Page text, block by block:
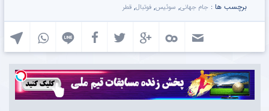
برچسب ها : جام جهانی, سوئیس, فوتبال, قطر